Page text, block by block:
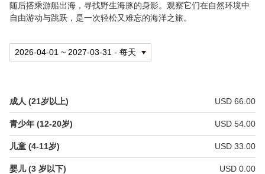
餐饮
常见问题
语言
English
日本語
随后搭乘游船出海，寻找野生海豚的身影。观察它们在自然环境中
自由游动与跳跃，是一次轻松又难忘的海洋之旅。
成人 (21岁以上) USD 66.00
青少年 (12-20岁) USD 54.00
儿童 (4-11岁) USD 33.00
婴儿 (3 岁以下) USD 0.00